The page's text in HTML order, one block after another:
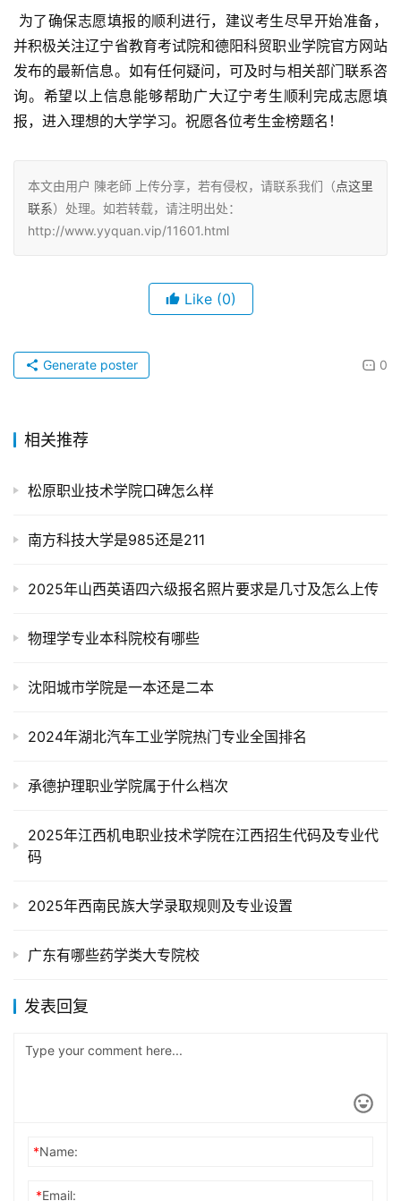
并积极关注辽宁省教育考试院和德阳科贸职业学院官方网站
发布的最新信息。如有任何疑问，可及时与相关部门联系咨
询。希望以上信息能够帮助广大辽宁考生顺利完成志愿填
报，进入理想的大学学习。祝愿各位考生金榜题名！
本文由用户 陳老師 上传分享，若有侵权，请联系我们（点这里
联系）处理。如若转载，请注明出处：
http://www.yyquan.vip/11601.html
Like (0)
0
Generate poster
相关推荐
松原职业技术学院口碑怎么样
南方科技大学是985还是211
2025年山西英语四六级报名照片要求是几寸及怎么上传
物理学专业本科院校有哪些
沈阳城市学院是一本还是二本
2024年湖北汽车工业学院热门专业全国排名
承德护理职业学院属于什么档次
2025年江西机电职业技术学院在江西招生代码及专业代
码
2025年西南民族大学录取规则及专业设置
广东有哪些药学类大专院校
发表回复
*Name:
*Email: